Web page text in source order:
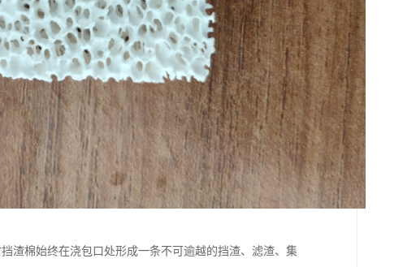
渣棉始终在浇包口处形成一条不可逾越的挡渣、滤渣、集